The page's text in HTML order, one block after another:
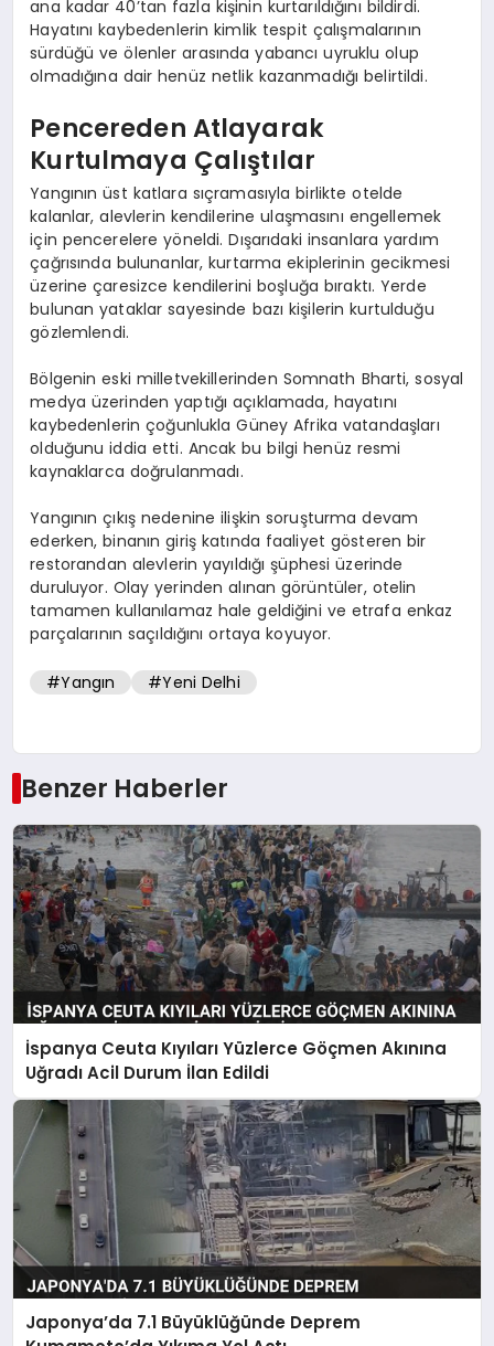
ana kadar 40’tan fazla kişinin kurtarıldığını bildirdi.
Hayatını kaybedenlerin kimlik tespit çalışmalarının
sürdüğü ve ölenler arasında yabancı uyruklu olup
olmadığına dair henüz netlik kazanmadığı belirtildi.
Pencereden Atlayarak
Kurtulmaya Çalıştılar
Yangının üst katlara sıçramasıyla birlikte otelde
kalanlar, alevlerin kendilerine ulaşmasını engellemek
için pencerelere yöneldi. Dışarıdaki insanlara yardım
çağrısında bulunanlar, kurtarma ekiplerinin gecikmesi
üzerine çaresizce kendilerini boşluğa bıraktı. Yerde
bulunan yataklar sayesinde bazı kişilerin kurtulduğu
gözlemlendi.
Bölgenin eski milletvekillerinden Somnath Bharti, sosyal
medya üzerinden yaptığı açıklamada, hayatını
kaybedenlerin çoğunlukla Güney Afrika vatandaşları
olduğunu iddia etti. Ancak bu bilgi henüz resmi
kaynaklarca doğrulanmadı.
Yangının çıkış nedenine ilişkin soruşturma devam
ederken, binanın giriş katında faaliyet gösteren bir
restorandan alevlerin yayıldığı şüphesi üzerinde
duruluyor. Olay yerinden alınan görüntüler, otelin
tamamen kullanılamaz hale geldiğini ve etrafa enkaz
parçalarının saçıldığını ortaya koyuyor.
#Yangın #Yeni Delhi
Benzer Haberler
İspanya Ceuta Kıyıları Yüzlerce Göçmen Akınına
Uğradı Acil Durum İlan Edildi
Japonya’da 7.1 Büyüklüğünde Deprem